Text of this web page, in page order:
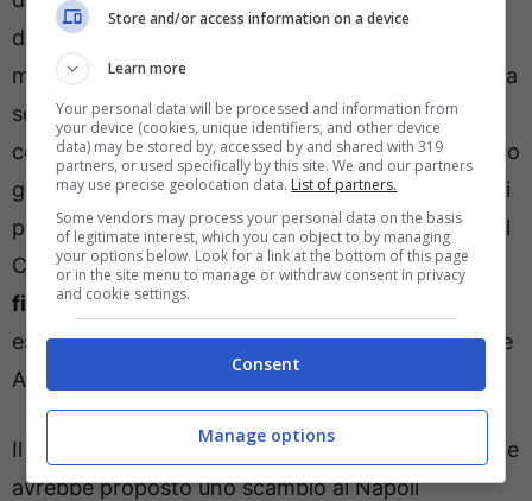
della Mole sarebbe, dunque, a rischio. Per questo
motivo, il club piemontese starebbe valutando una
serie di nomi e, stando a quanto riportano i
colleghi della redazione diTuttoSport, sul taccuino
granataci sarebbe anche Elia Caprile, portiere di
proprietà del Napoli, ma attualmente in prestito al
Cagliari. I sardivantano un diritto di riscatto
fissato ad 8 milioni di euro
esercitato, soprattutto in caso di salvezza in Serie
A.
Il Torino, però, non vorrebbe passare dal Cagliari e
avrebbe proposto uno scambio al Napoli
Store and/or access information on a device
Learn more
Your personal data will be processed and information from
your device (cookies, unique identifiers, and other device
data) may be stored by, accessed by and shared with 319
partners, or used specifically by this site. We and our partners
may use precise geolocation data. List of partners.
Some vendors may process your personal data on the basis
of legitimate interest, which you can object to by managing
your options below. Look for a link at the bottom of this page
or in the site menu to manage or withdraw consent in privacy
and cookie settings.
Consent
Manage options